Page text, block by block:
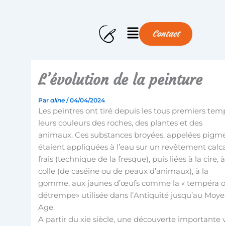
Menu Contact
L’évolution de la peinture
Paraline/04/04/2024
Les peintres ont tiré depuis les tous premiers
leurs couleurs des roches, des plantes et des
animaux. Ces substances broyées, appelées
étaient appliquées à l’eau sur un revêtement
frais (technique de la fresque), puis liées à la cire,
colle (de caséine ou de peaux d’animaux), à la
gomme, aux jaunes d’œufs comme la « tempéra
détrempe» utilisée dans l’Antiquité jusqu’au
Age.
A partir du xie siècle, une découverte importante